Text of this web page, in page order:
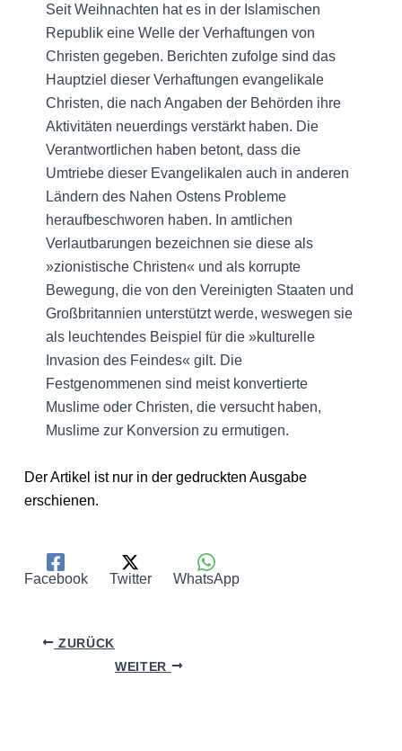
Seit Weihnachten hat es in der Isla­mischen
Republik eine Welle der Verhaftungen von
Christen gegeben. Berichten zufolge sind das
Hauptziel dieser Verhaftungen evangelikale
Christen, die nach Angaben der Behörden ihre
Aktivi­täten neuerdings verstärkt haben. Die
Verantwortlichen haben betont, dass die
Umtriebe dieser Evangelikalen auch in anderen
Ländern des Nahen Ostens Probleme
heraufbeschworen haben. In amtlichen
Verlautbarungen bezeichnen sie diese als
»zionistische Christen« und als korrupte
Bewegung, die von den Vereinigten Staaten und
Großbritannien unterstützt werde, weswegen sie
als leuchtendes Beispiel für die »kulturelle
Invasion des Feindes« gilt. Die
Festgenommenen sind meist konvertierte
Muslime oder Christen, die versucht haben,
Muslime zur Konversion zu ermutigen.
Der Artikel ist nur in der gedruckten Ausgabe
erschienen.
Facebook Twitter WhatsApp
ZURÜCK
WEITER